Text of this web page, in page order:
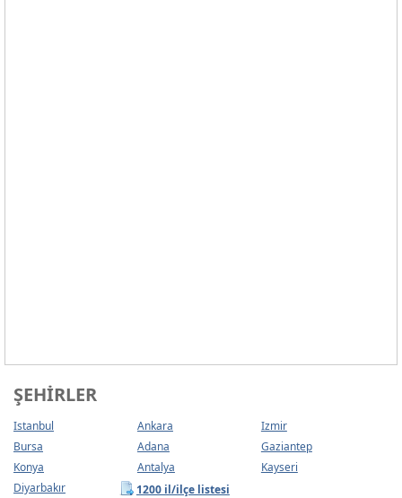
ŞEHIRLER
Istanbul Ankara
Izmir
Bursa
Adana
Gaziantep
Konya
Antalya
Kayseri
Diyarbakır
1200 il/ilçe listesi